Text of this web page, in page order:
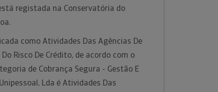
registada na Conservatória do
como Atividades Das Agências De
Risco De Crédito, de acordo com o
de Cobrança Segura - Gestão E
Lda é Atividades Das